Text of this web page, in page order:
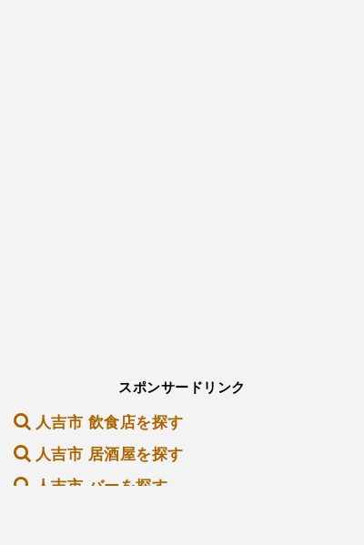
スポンサードリンク
人吉市 飲食店を探す
人吉市 居酒屋を探す
人吉市 バーを探す